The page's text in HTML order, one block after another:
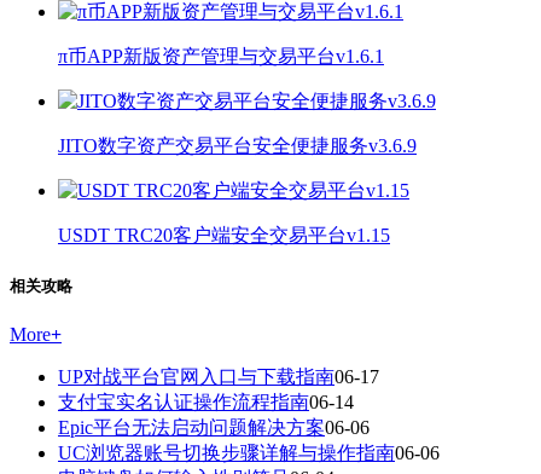
π币APP新版资产管理与交易平台v1.6.1
JITO数字资产交易平台安全便捷服务v3.6.9
USDT TRC20客户端安全交易平台v1.15
相关攻略
More+
UP对战平台官网入口与下载指南06-17
支付宝实名认证操作流程指南06-14
Epic平台无法启动问题解决方案06-06
UC浏览器账号切换步骤详解与操作指南06-06